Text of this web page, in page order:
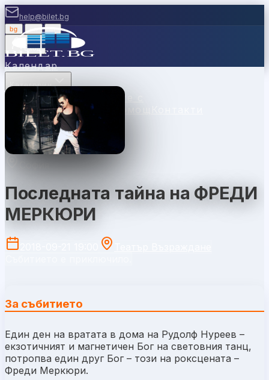
help@bilet.bg
bg |
Вход
Календар
Категории
МестаКасиПродавайте с
насВаучериНовини
София
Последната тайна на ФРЕДИ
МЕРКЮРИ
За събитието
Един ден на вратата в дома на Рудолф Нуреев –
екзотичният и магнетичен Бог на световния танц,
потропва един друг Бог – този на роксцената –
Фреди Меркюри.